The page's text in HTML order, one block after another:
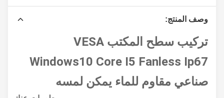
وصف المنتج:
تركيب سطح المكتب VESA
Windows10 Core I5 ​​Fanless Ip67
صناعي مقاوم للماء يمكن لمسه